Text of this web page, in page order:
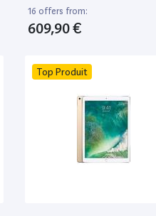
16 offers from:
609,90 €
Top Produit